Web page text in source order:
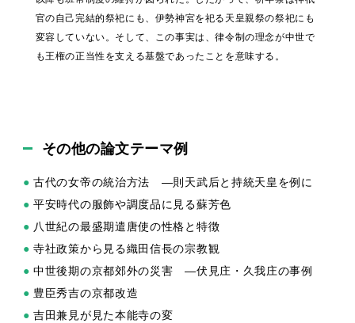
官の自己完結的祭祀にも、伊勢神宮を祀る天皇親祭の祭祀にも
変容していない。そして、この事実は、律令制の理念が中世で
も王権の正当性を支える基盤であったことを意味する。
その他の論文テーマ例
● 古代の女帝の統治方法 —則天武后と持統天皇を例に
● 平安時代の服飾や調度品に見る蘇芳色
● 八世紀の最盛期遣唐使の性格と特徴
● 寺社政策から見る織田信長の宗教観
● 中世後期の京都郊外の災害 —伏見庄・久我庄の事例
● 豊臣秀吉の京都改造
● 吉田兼見が見た本能寺の変